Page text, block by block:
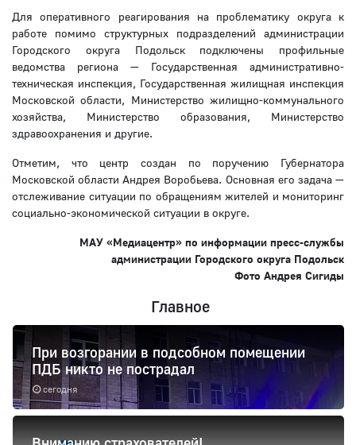
Для оперативного реагирования на проблематику округа к
работе помимо структурных подразделений администрации
Городского округа Подольск подключены профильные
ведомства региона — Государственная административно-
техническая инспекция, Государственная жилищная инспекция
Московской области, Министерство жилищно-коммунального
хозяйства, Министерство образования, Министерство
здравоохранения и другие.
Отметим, что центр создан по поручению Губернатора
Московской области Андрея Воробьева. Основная его задача —
отслеживание ситуации по обращениям жителей и мониторинг
социально-экономической ситуации в округе.
МАУ «Медиацентр» по информации пресс-службы
администрации Городского округа Подольск
Фото Андрея Сигиды
Главное
сегодня
При возгорании в подсобном помещении
ПДБ никто не пострадал